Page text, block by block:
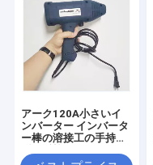
アーク120A小さいイ
ンバーター インバータ
ー棒の溶接工の手持ち